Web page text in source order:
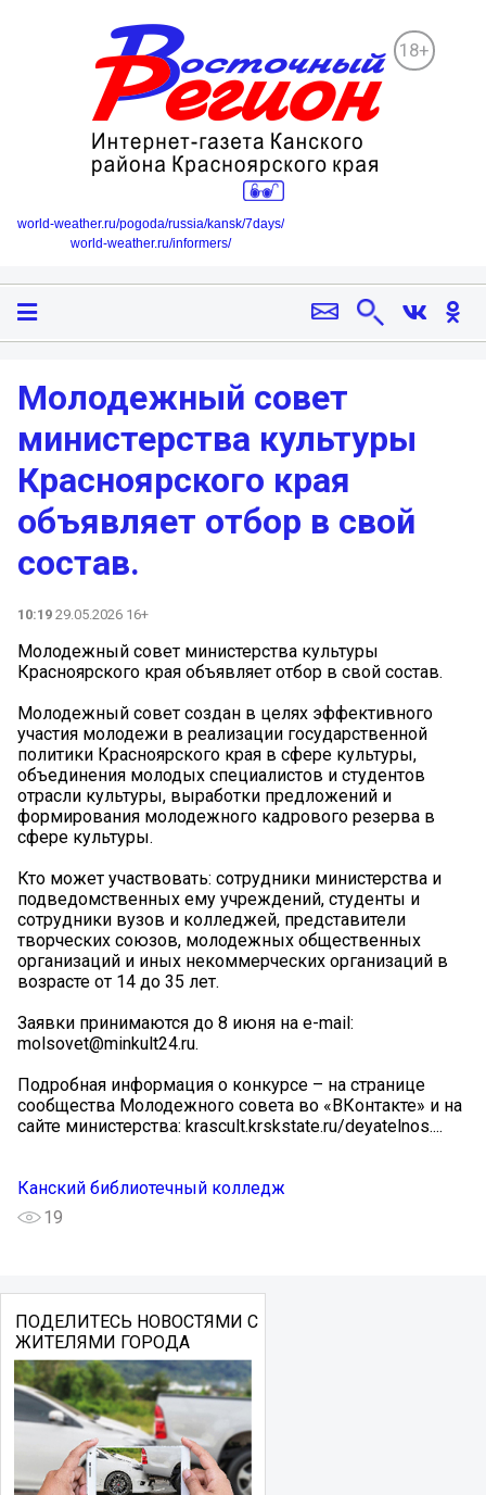
18+
world-weather.ru/pogoda/russia/kansk/7days/
world-weather.ru/informers/
Молодежный совет
министерства культуры
Красноярского края
объявляет отбор в свой
состав.
10:19 29.05.2026 16+
Молодежный совет министерства культуры
Красноярского края объявляет отбор в свой состав.
Молодежный совет создан в целях эффективного
участия молодежи в реализации государственной
политики Красноярского края в сфере культуры,
объединения молодых специалистов и студентов
отрасли культуры, выработки предложений и
формирования молодежного кадрового резерва в
сфере культуры.
️Кто может участвовать: сотрудники министерства и
подведомственных ему учреждений, студенты и
сотрудники вузов и колледжей, представители
творческих союзов, молодежных общественных
организаций и иных некоммерческих организаций в
возрасте от 14 до 35 лет.
Заявки принимаются до 8 июня на e-mail:
molsovet@minkult24.ru.
Подробная информация о конкурсе – на странице
сообщества Молодежного совета во «ВКонтакте» и на
сайте министерства: krascult.krskstate.ru/deyatelnos....
Канский библиотечный колледж
19
ПОДЕЛИТЕСЬ НОВОСТЯМИ С
ЖИТЕЛЯМИ ГОРОДА